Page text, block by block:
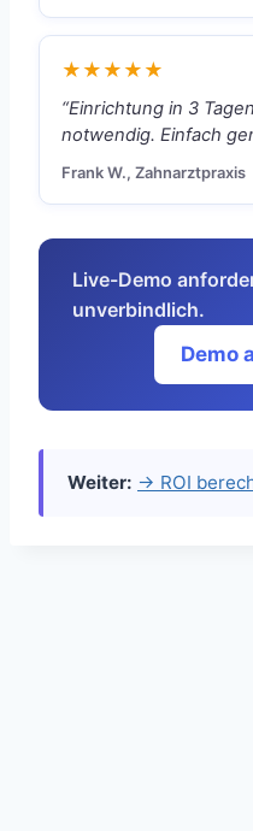
★★★★★
“Einrichtung in 3
notwendig. Einfach
Frank W., Zahnarztpraxis
Live-Demo
unverbindlich.
Demo
Weiter: → ROI